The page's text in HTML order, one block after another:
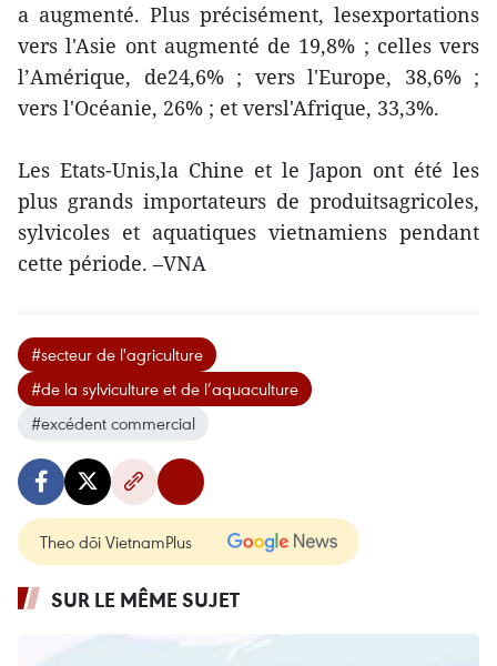
a augmenté. Plus précisément, lesexportations
vers l'Asie ont augmenté de 19,8% ; celles vers
l’Amérique, de24,6% ; vers l'Europe, 38,6% ;
vers l'Océanie, 26% ; et versl'Afrique, 33,3%.
Les Etats-Unis,la Chine et le Japon ont été les
plus grands importateurs de produitsagricoles,
sylvicoles et aquatiques vietnamiens pendant
cette période. –VNA
#secteur de l'agriculture
#de la sylviculture et de l’aquaculture
#excédent commercial
Theo dõi VietnamPlus
SUR LE MÊME SUJET